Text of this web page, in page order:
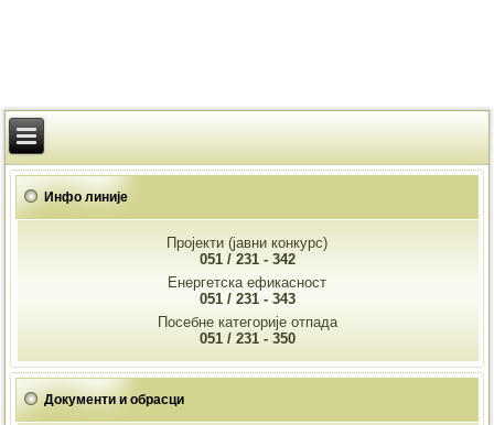
Инфо линије
Пројекти (јавни конкурс)
051 / 231 - 342
Енергетска ефикасност
051 / 231 - 343
Посебне категорије отпада
051 / 231 - 350
Документи и обрасци